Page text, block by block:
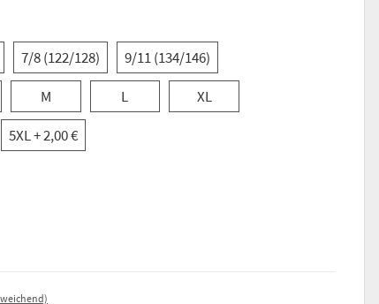
7/8 (122/128)
9/11 (134/146)
M L
XL
5XL+ 2,00 €